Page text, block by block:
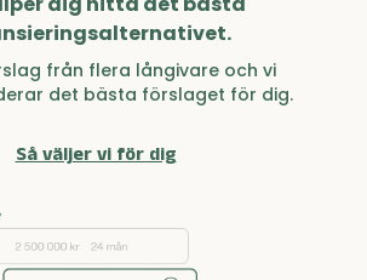
från flera långivare och vi
det bästa förslaget för dig.
Så väljer vi för dig